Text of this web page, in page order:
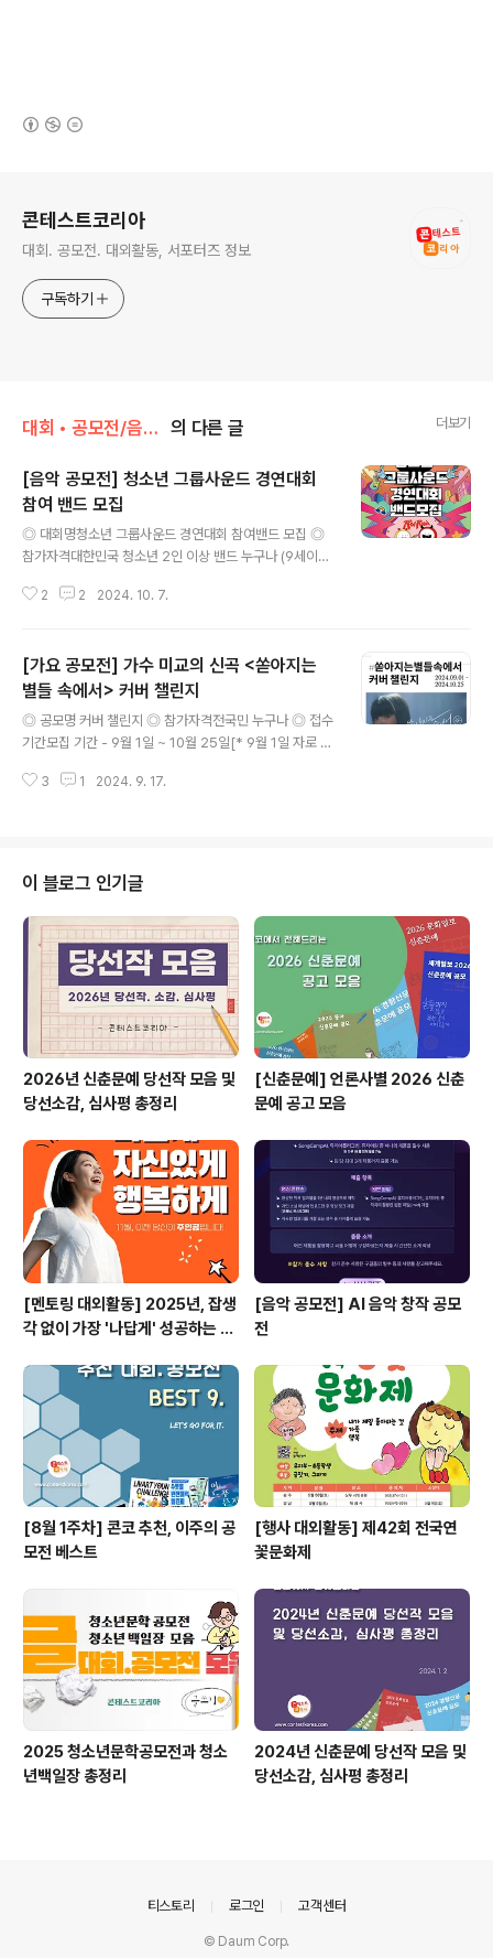
콘테스트코리아
대회. 공모전. 대외활동, 서포터즈 정보
구독하기
대회 • 공모전/음악 • 가요 • 댄스 의 다른 글 더보기
[음악 공모전] 청소년 그룹사운드 경연대회
참여 밴드 모집
◎ 대회명청소년 그룹사운드 경연대회 참여밴드 모집 ◎
참가자격대한민국 청소년 2인 이상 밴드 누구나 (9세이상
(목) ◎ 신청방법1) QR코드 스캔 혹은 url접속 https://na
r)3) 신청서 제출 후 담당자와 유선확인(02-3153-868
2) ◎ 심사방법- 영상심사 : 제출한 공연영상 내부심사 후
대회진출팀 선발(6팀)- 대회당일 : 심사위원 평가 50%
+현장 실시간 투표 ◎ 영상제출방법1. 카메라, 휴대폰 등
다양한 장비로 촬영 가능 (확장자는 필히 MP4 파일로 제
출)2. 공연곡 및 장르는 자유, ..
2 2 2024. 10. 7.
[가요 공모전] 가수 미교의 신곡 <쏟아지는
별들 속에서> 커버 챌린지
◎ 공모명 커버 챌린지 ◎ 참가자격전국민 누구나 ◎ 접수
기간모집 기간 - 9월 1일 ~ 10월 25일[* 9월 1일 자로 커
료] ◎ 신청 방법▶️자신의 유튜브 채널에 커버 영상 업로드
드 or멤버 각기 채널 업로드 시 총 조회수 합계 가능(조회
수 합계 시 상금은 1팀으로 간주)] ◎ 신청 순서▶️ 자신의
유튜브 채널에 커버 영상 업로드 후▶️ 접수 이메일 주소로
[이름, 나이, 커버 시 사용한 음악, 영상 업로드 한 유튜브
링크 첨부]내용 기재 후▶️ ️업로드된 ..
3 1 2024. 9. 17.
이 블로그 인기글
2026년 신춘문예 당선작 모음 및
당선소감, 심사평 총정리
[신춘문예] 언론사별 2026 신춘
문예 공고 모음
[멘토링 대외활동] 2025년, 잡생
각 없이 가장 '나답게' 성공하는 법
[음악 공모전] AI 음악 창작 공모
전
[8월 1주차] 콘코 추천, 이주의 공
모전 베스트
[행사 대외활동] 제42회 전국연
꽃문화제
2025 청소년문학공모전과 청소
년백일장 총정리
2024년 신춘문예 당선작 모음 및
당선소감, 심사평 총정리
티스토리 로그인 고객센터
© Daum Corp.